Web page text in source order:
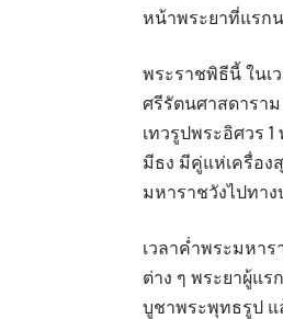
หน้าพระยาที่แรก
พระราชพิธีนี้ ในเ
ศรีรัตนศาสดารา
เทวรูปพระอิศวร
มีธง มีคู่แห่เครื่อง
มหาราชวังไปทา
เวลาค่ำพระมหา
ต่าง ๆ พระยาผู้แ
บูชาพระพุทธรูป แ